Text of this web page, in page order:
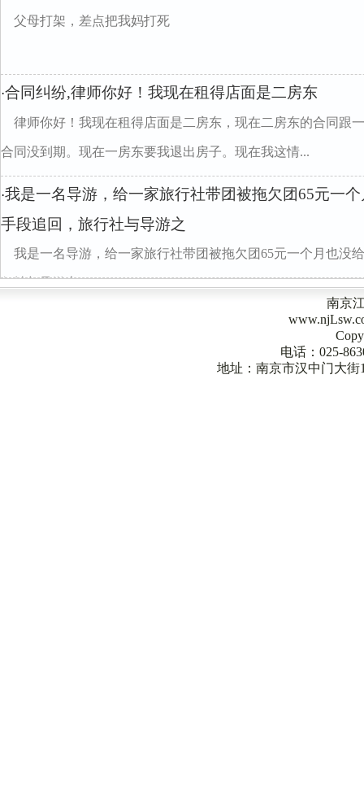
父母打架，差点把我妈打死
·合同纠纷,律师你好！我现在租得店面是二房东
律师你好！我现在租得店面是二房东，现在二房东的合同跟
合同没到期。现在一房东要我退出房子。现在我这情...
·我是一名导游，给一家旅行社带团被拖欠团65元一
手段追回，旅行社与导游之
我是一名导游，给一家旅行社带团被拖欠团65元一个月也没
行社与导游之
南京
电话：025-
地址：南京市汉中门大